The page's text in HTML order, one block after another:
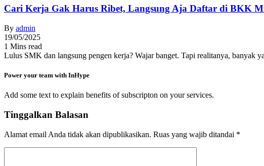
Cari Kerja Gak Harus Ribet, Langsung Aja Daftar di BKK
By admin
19/05/2025
1 Mins read
Lulus SMK dan langsung pengen kerja? Wajar banget. Tapi realitanya,
Power your team with InHype
Add some text to explain benefits of subscripton on your services.
Tinggalkan Balasan
Alamat email Anda tidak akan dipublikasikan. Ruas yang wajib ditandai *